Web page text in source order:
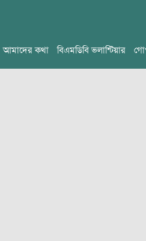
আমাদের কথা বিএমডিবি ভলান্টিয়ার